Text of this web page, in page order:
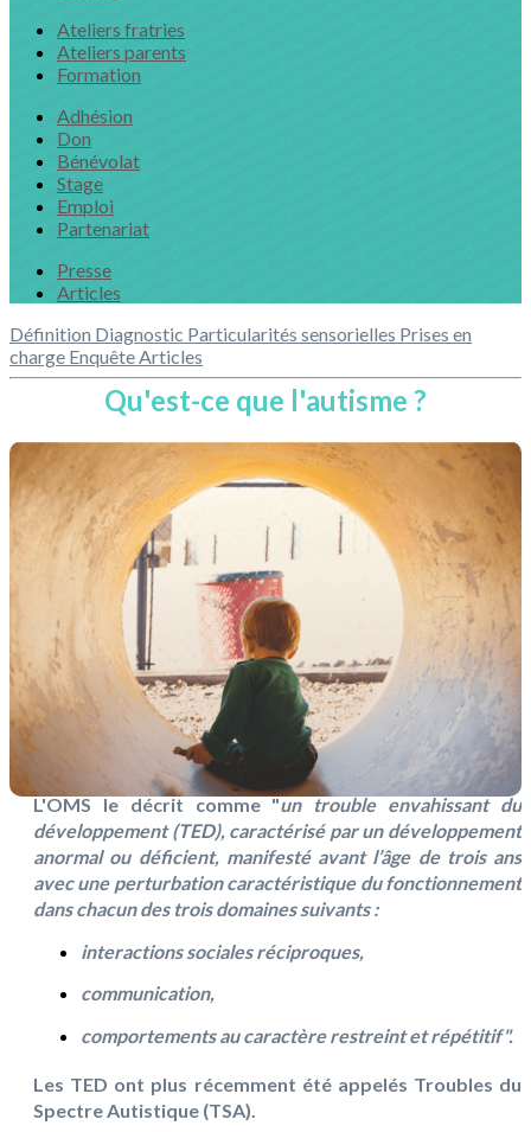
Ateliers fratries
Ateliers parents
Formation
Adhésion
Don
Bénévolat
Stage
Emploi
Partenariat
Presse
Articles
Définition Diagnostic Particularités sensorielles Prises en
charge EnquêteArticles
Qu'est-ce que l'autisme ?
L'OMS le décrit comme "un trouble envahissant du
développement (TED), caractérisé par un développement
anormal ou déficient, manifesté avant l’âge de trois ans
avec une perturbation caractéristique du fonctionnement
dans chacun des trois domaines suivants :
interactions sociales réciproques,
communication,
comportements au caractère restreint et répétitif".
Les TED ont plus récemment été appelés Troubles du
Spectre Autistique (TSA).